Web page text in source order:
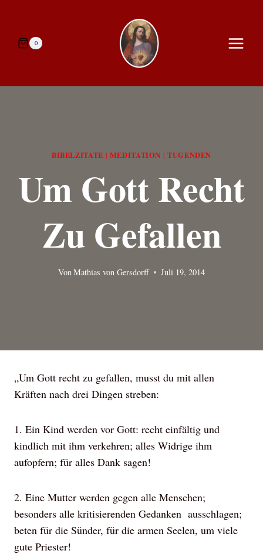
springen0
BIBELZITATE | MEDITATION | TUGENDEN
Um Gott Recht
Zu Gefallen
VonMathias von Gersdorff Juli 19, 2014
„Um Gott recht zu gefallen, musst du mit allen
Kräften nach drei Dingen streben:
1. Ein Kind werden vor Gott: recht einfältig und
kindlich mit ihm verkehren; alles Widrige ihm
aufopfern; für alles Dank sagen!
2. Eine Mutter werden gegen alle Menschen;
besonders alle kritisierenden Gedanken ausschlagen;
beten für die Sünder, für die armen Seelen, um viele
gute Priester!